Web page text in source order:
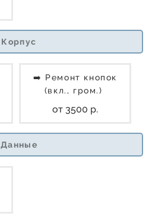
Корпус
➡️ Ремонт кнопок
(вкл., гром.)
от 3500 р.
Данные